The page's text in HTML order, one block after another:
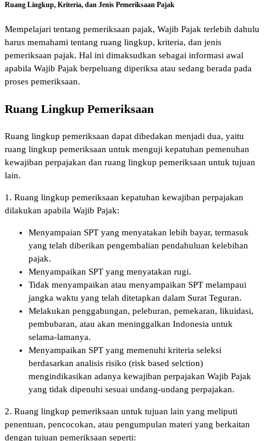
Ruang Lingkup, Kriteria, dan Jenis Pemeriksaan Pajak
Mempelajari tentang pemeriksaan pajak, Wajib Pajak terlebih dahulu
harus memahami tentang ruang lingkup, kriteria, dan jenis
pemeriksaan pajak. Hal ini dimaksudkan sebagai informasi awal
apabila Wajib Pajak berpeluang diperiksa atau sedang berada pada
proses pemeriksaan.
Ruang Lingkup Pemeriksaan
Ruang lingkup pemeriksaan dapat dibedakan menjadi dua, yaitu
ruang lingkup pemeriksaan untuk menguji kepatuhan pemenuhan
kewajiban perpajakan dan ruang lingkup pemeriksaan untuk tujuan
lain.
1. Ruang lingkup pemeriksaan kepatuhan kewajiban perpajakan
dilakukan apabila Wajib Pajak:
Menyampaian SPT yang menyatakan lebih bayar, termasuk
yang telah diberikan pengembalian pendahuluan kelebihan
pajak.
Menyampaikan SPT yang menyatakan rugi.
Tidak menyampaikan atau menyampaikan SPT melampaui
jangka waktu yang telah ditetapkan dalam Surat Teguran.
Melakukan penggabungan, peleburan, pemekaran, likuidasi,
pembubaran, atau akan meninggalkan Indonesia untuk
selama-lamanya.
Menyampaikan SPT yang memenuhi kriteria seleksi
berdasarkan analisis risiko (risk based selction)
mengindikasikan adanya kewajiban perpajakan Wajib Pajak
yang tidak dipenuhi sesuai undang-undang perpajakan.
2. Ruang lingkup pemeriksaan untuk tujuan lain yang meliputi
penentuan, pencocokan, atau pengumpulan materi yang berkaitan
dengan tujuan pemeriksaan seperti: